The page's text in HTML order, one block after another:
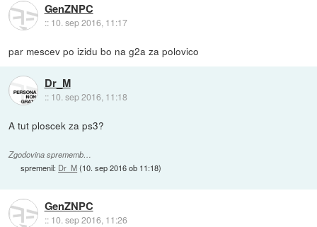
GenZNPC
:: 10. sep 2016, 11:17
par mescev po izidu bo na g2a za polovico
Dr_M
:: 10. sep 2016, 11:18
A tut ploscek za ps3?
Zgodovina sprememb…
spremenil: Dr_M(10. sep 2016 ob 11:18)
GenZNPC
:: 10. sep 2016, 11:26